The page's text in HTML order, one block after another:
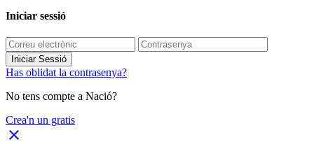
Iniciar sessió
Iniciar Sessió
Has oblidat la contrasenya?
No tens compte a Nació?
Crea'n un gratis
close